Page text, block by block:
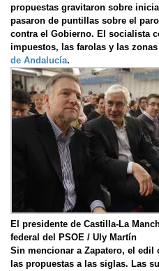
propuestas gravitaron sobre
pasaron de puntillas sobre el
contra el Gobierno. El socialista
impuestos, las farolas y las
de Andalucía.
El presidente de Castilla-La
federal del PSOE / Uly Martín
Sin mencionar a Zapatero, el edil
las propuestas a las siglas. Las